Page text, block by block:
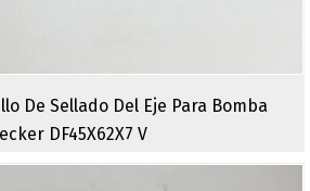
De Sellado Del Eje Para Bomba
DF45X62X7 V